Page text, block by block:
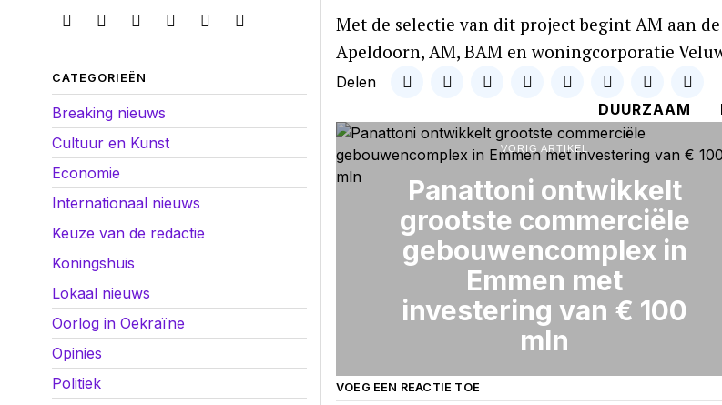
Met de selectie van dit project begint AM aan
Apeldoorn, AM, BAM en woningcorporatie
Delen
DUURZAAM
VORIG ARTIKEL
Panattoni ontwikkelt
grootste commerciële
gebouwencomplex in
Emmen met
investering van € 100
mln
VOEG EEN REACTIE TOE
CATEGORIEËN
Breaking nieuws
Cultuur en Kunst
Economie
Internationaal nieuws
Keuze van de redactie
Koningshuis
Lokaal nieuws
Oorlog in Oekraïne
Opinies
Politiek